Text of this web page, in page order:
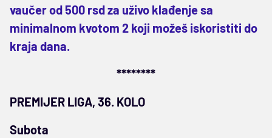
vaučer od 500 rsd za uživo klađenje sa
minimalnom kvotom 2 koji možeš iskoristiti do
kraja dana.
********
PREMIJER LIGA, 36. KOLO
Subota